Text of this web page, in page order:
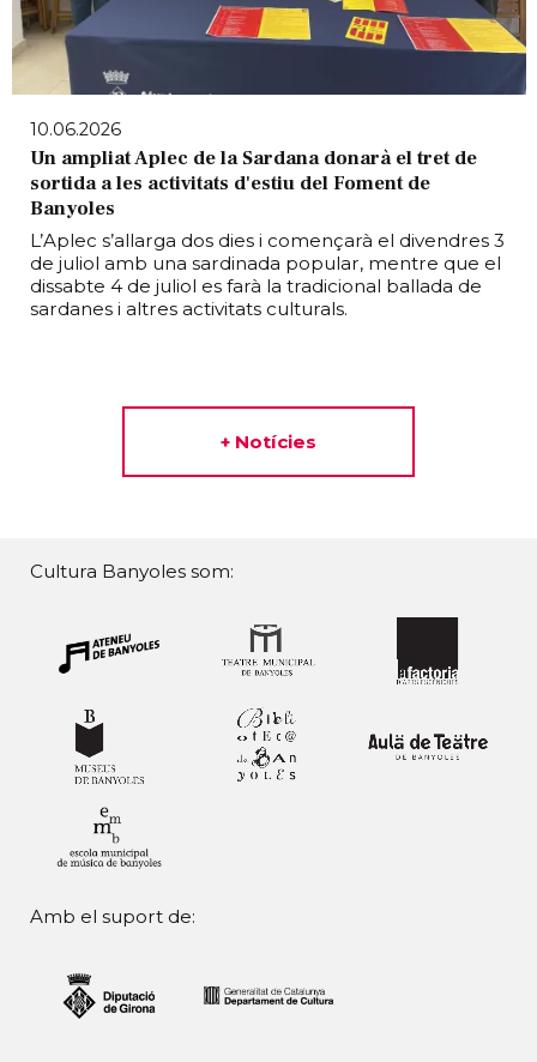
10.06.2026
Un ampliat Aplec de la Sardana donarà el tret de
sortida a les activitats d'estiu del Foment de
Banyoles
L’Aplec s’allarga dos dies i començarà el divendres 3
de juliol amb una sardinada popular, mentre que el
dissabte 4 de juliol es farà la tradicional ballada de
sardanes i altres activitats culturals.
+ Notícies
Cultura Banyoles som:
Amb el suport de: